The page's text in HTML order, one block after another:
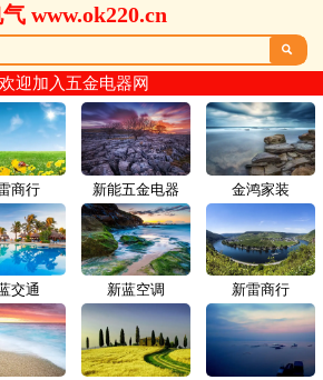
www.ok220.cn

欢迎加入五金电器网
商行
交通
新能五金电器 金鸿家装
新蓝空调 新雷商行